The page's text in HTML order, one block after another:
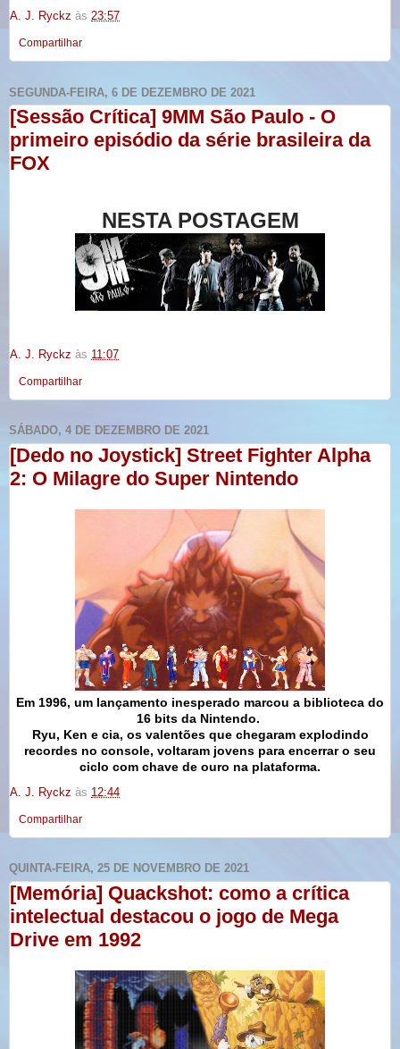
A. J. Ryckz às 23:57
Compartilhar
SEGUNDA-FEIRA, 6 DE DEZEMBRO DE 2021
[Sessão Crítica] 9MM São Paulo - O
primeiro episódio da série brasileira da
FOX
NESTA POSTAGEM
A. J. Ryckz às 11:07
Compartilhar
SÁBADO, 4 DE DEZEMBRO DE 2021
[Dedo no Joystick] Street Fighter Alpha
2: O Milagre do Super Nintendo
Em 1996, um lançamento inesperado marcou a biblioteca do
16 bits da Nintendo.
Ryu, Ken e cia, os valentões que chegaram explodindo
recordes no console, voltaram jovens para encerrar o seu
ciclo com chave de ouro na plataforma.
A. J. Ryckz às 12:44
Compartilhar
QUINTA-FEIRA, 25 DE NOVEMBRO DE 2021
[Memória] Quackshot: como a crítica
intelectual destacou o jogo de Mega
Drive em 1992